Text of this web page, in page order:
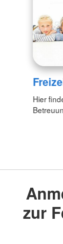
Hier
zur